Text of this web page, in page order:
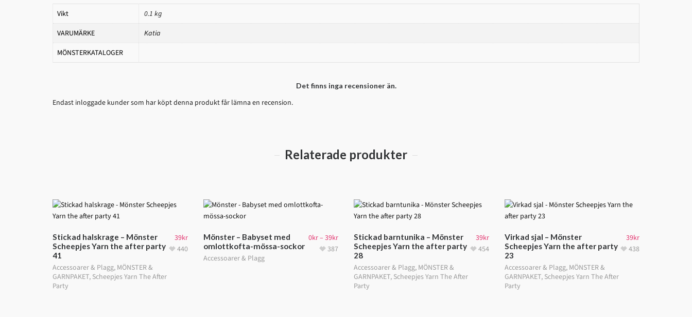
Vikt
0.1 kg
VARUMÄRKE
Katia
MÖNSTERKATALOGER
Det finns inga recensioner än.
Endast inloggade kunder som har köpt denna produkt får lämna en recension.
Relaterade produkter
Stickad halskrage – Mönster
Scheepjes Yarn the after party
41
Accessoarer & Plagg, MÖNSTER &
GARNPAKET, Scheepjes Yarn The After
Party
39kr
440
Mönster – Babyset med
omlottkofta-mössa-sockor
Accessoarer & Plagg
0kr– 39kr
387
Stickad barntunika – Mönster
Scheepjes Yarn the after party
28
Accessoarer & Plagg, MÖNSTER &
GARNPAKET, Scheepjes Yarn The After
Party
39kr
454
Virkad sjal – Mönster
Scheepjes Yarn the after party
23
Accessoarer & Plagg, MÖNSTER &
GARNPAKET, Scheepjes Yarn The After
Party
39kr
438